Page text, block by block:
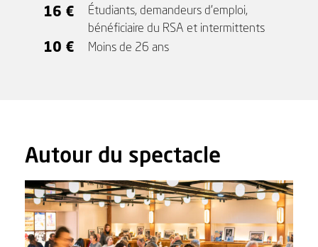
16 €
Étudiants, demandeurs d'emploi,
bénéficiaire du RSA et intermittents
10 € Moins de 26 ans
Autour du spectacle